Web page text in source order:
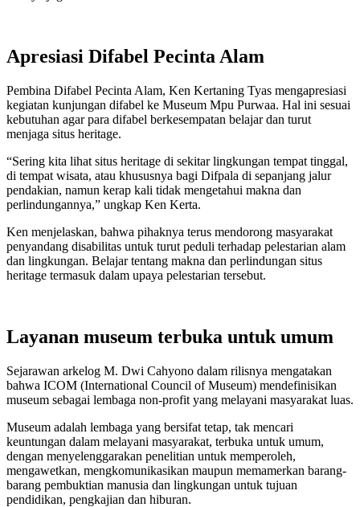
Apresiasi Difabel Pecinta Alam
Pembina Difabel Pecinta Alam, Ken Kertaning Tyas mengapresiasi
kegiatan kunjungan difabel ke Museum Mpu Purwaa. Hal ini sesuai
kebutuhan agar para difabel berkesempatan belajar dan turut
menjaga situs heritage.
“Sering kita lihat situs heritage di sekitar lingkungan tempat tinggal,
di tempat wisata, atau khususnya bagi Difpala di sepanjang jalur
pendakian, namun kerap kali tidak mengetahui makna dan
perlindungannya,” ungkap Ken Kerta.
Ken menjelaskan, bahwa pihaknya terus mendorong masyarakat
penyandang disabilitas untuk turut peduli terhadap pelestarian alam
dan lingkungan. Belajar tentang makna dan perlindungan situs
heritage termasuk dalam upaya pelestarian tersebut.
Layanan museum terbuka untuk umum
Sejarawan arkelog M. Dwi Cahyono dalam rilisnya mengatakan
bahwa ICOM (International Council of Museum) mendefinisikan
museum sebagai lembaga non-profit yang melayani masyarakat luas.
Museum adalah lembaga yang bersifat tetap, tak mencari
keuntungan dalam melayani masyarakat, terbuka untuk umum,
dengan menyelenggarakan penelitian untuk memperoleh,
mengawetkan, mengkomunikasikan maupun memamerkan barang-
barang pembuktian manusia dan lingkungan untuk tujuan
pendidikan, pengkajian dan hiburan.